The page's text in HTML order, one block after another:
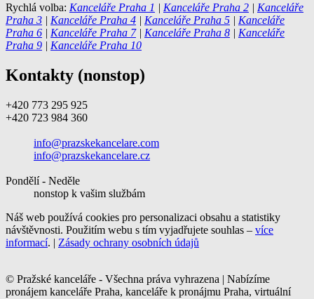
Rychlá volba: Kanceláře Praha 1 | Kanceláře Praha 2 | Kanceláře
Praha 3 | Kanceláře Praha 4 | Kanceláře Praha 5 | Kanceláře
Praha 6 | Kanceláře Praha 7| Kanceláře Praha 8 | Kanceláře
Praha 9 | Kanceláře Praha 10
Kontakty (nonstop)
+420 773 295 925
+420 723 984 360
info@prazskekancelare.com
info@prazskekancelare.cz
Pondělí - Neděle
nonstop k vašim službám
Náš web používá cookies pro personalizaci obsahu a statistiky
návštěvnosti. Použitím webu s tím vyjadřujete souhlas – více
informací. | Zásady ochrany osobních údajů
© Pražské kanceláře - Všechna práva vyhrazena | Nabízíme
pronájem kanceláře Praha, kanceláře k pronájmu Praha, virtuální